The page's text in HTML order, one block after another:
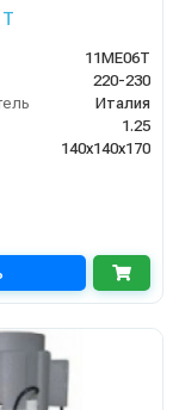
11ME06T
220-230
Италия
1.25
140х140х170